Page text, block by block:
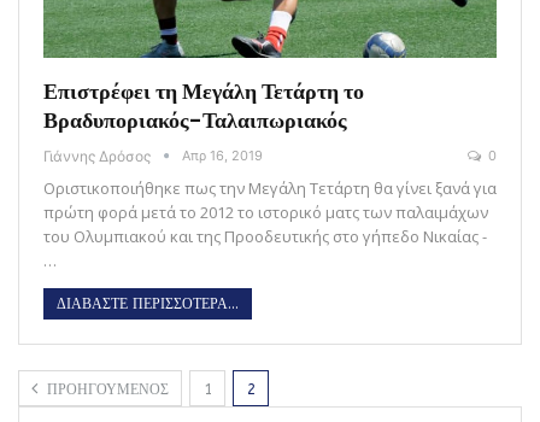
Επιστρέφει τη Μεγάλη Τετάρτη το
Βραδυποριακός-Ταλαιπωριακός
Γιάννης Δρόσος Απρ 16, 2019 0
Οριστικοποιήθηκε πως την Μεγάλη Τετάρτη θα γίνει ξανά για
πρώτη φορά μετά το 2012 το ιστορικό ματς των παλαιμάχων
του Ολυμπιακού και της Προοδευτικής στο γήπεδο Νικαίας -
…
ΔΙΑΒΑΣΤΕ ΠΕΡΙΣΣΟΤΕΡΑ...
ΠΡΟΗΓΟΥΜΕΝΟΣ 1 2